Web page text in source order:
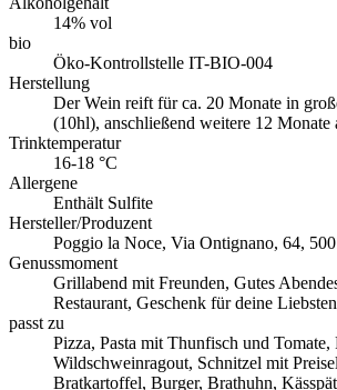
14% vol
bio
Öko-Kontrollstelle IT-BIO-004
Herstellung
Der Wein reift für ca. 20 Monate in
(10hl), anschließend weitere 12 Monate
Trinktemperatur
16-18 °C
Allergene
Enthält Sulfite
Hersteller/Produzent
Poggio la Noce, Via Ontignano, 64,
Genussmoment
Grillabend mit Freunden, Gutes
Restaurant, Geschenk für deine
passt zu
Pizza, Pasta mit Thunfisch und Tomate,
Wildschweinragout, Schnitzel mit
Bratkartoffel, Burger, Brathuhn,